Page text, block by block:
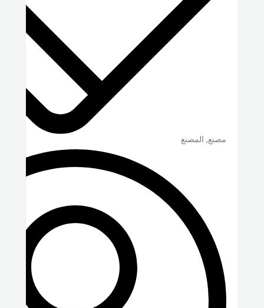
مصنع, المصنع